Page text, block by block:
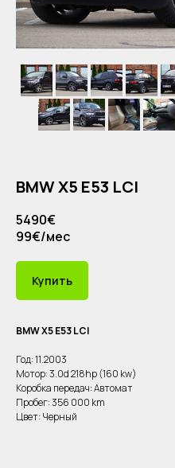
BMW Х5 E53 LCI
5490€
99€/мес
Купить
BMW Х5 E53 LCI
Год: 11.2003
Мотор: 3.0d 218hp (160 kw)
Коробка передач: Автомат
Пробег: 356 000 km
Цвет: Черный